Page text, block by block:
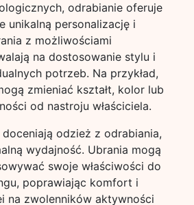
odrabianie oferuje
unikalną personalizację i
z możliwościami
na dostosowanie stylu i
potrzeb. Na przykład,
zmieniać kształt, kolor lub
od nastroju właściciela.
odzież z odrabiania,
wydajność. Ubrania mogą
swoje właściwości do
poprawiając komfort i
na zwolenników aktywności